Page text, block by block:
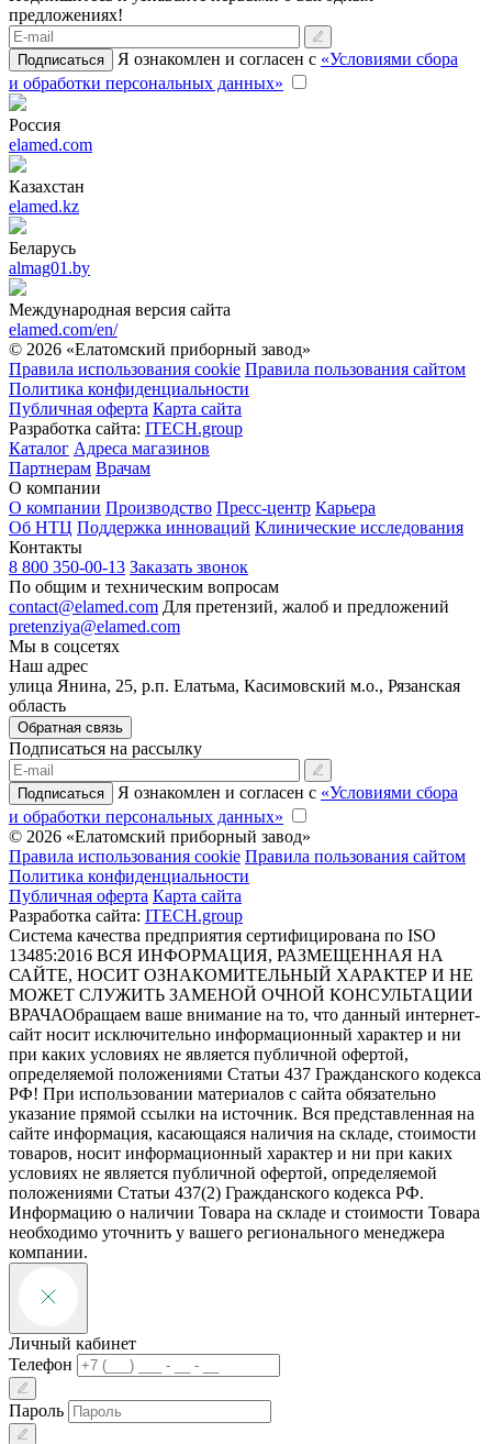
предложениях!
Подписаться Я ознакомлен и согласен с «Условиями сбора
и обработки персональных данных»
Россия
elamed.com
Казахстан
elamed.kz
Беларусь
almag01.by
Международная версия сайта
elamed.com/en/
© 2026 «Елатомский приборный завод»
Правила использования cookie Правила пользования сайтом
Политика конфиденциальности
Публичная оферта Карта сайта
Разработка сайта: ITECH.group
Каталог Адреса магазинов
Партнерам Врачам
О компании
О компании Производство Пресс-центр Карьера
Об НТЦ Поддержка инноваций Клинические исследования
Контакты
8 800 350-00-13 Заказать звонок
По общим и техническим вопросам
contact@elamed.com Для претензий, жалоб и предложений
pretenziya@elamed.com
Мы в соцсетях
Наш адрес
улица Янина, 25, р.п. Елатьма, Касимовский м.о., Рязанская
область
Обратная связь
Подписаться на рассылку
Подписаться Я ознакомлен и согласен с «Условиями сбора
и обработки персональных данных»
© 2026 «Елатомский приборный завод»
Правила использования cookie Правила пользования сайтом
Политика конфиденциальности
Публичная оферта Карта сайта
Разработка сайта: ITECH.group
Система качества предприятия сертифицирована по ISO
13485:2016 ВСЯ ИНФОРМАЦИЯ, РАЗМЕЩЕННАЯ НА
САЙТЕ, НОСИТ ОЗНАКОМИТЕЛЬНЫЙ ХАРАКТЕР И НЕ
МОЖЕТ СЛУЖИТЬ ЗАМЕНОЙ ОЧНОЙ КОНСУЛЬТАЦИИ
ВРАЧАОбращаем ваше внимание на то, что данный интернет-
сайт носит исключительно информационный характер и ни
при каких условиях не является публичной офертой,
определяемой положениями Статьи 437 Гражданского кодекса
РФ! При использовании материалов с сайта обязательно
указание прямой ссылки на источник. Вся представленная на
сайте информация, касающаяся наличия на складе, стоимости
товаров, носит информационный характер и ни при каких
условиях не является публичной офертой, определяемой
положениями Статьи 437(2) Гражданского кодекса РФ.
Информацию о наличии Товара на складе и стоимости Товара
необходимо уточнить у вашего регионального менеджера
компании.
Личный кабинет
Телефон
Пароль